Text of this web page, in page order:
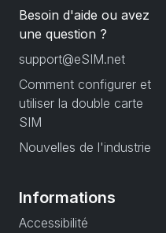
Besoin d'aide ou avez
une question ?
support@eSIM.net
Comment configurer et
utiliser la double carte
SIM
Nouvelles de l'industrie
Informations
Accessibilité